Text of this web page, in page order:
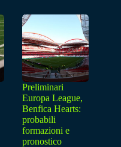
Preliminari
Europa League,
Benfica Hearts:
probabili
formazioni e
pronostico